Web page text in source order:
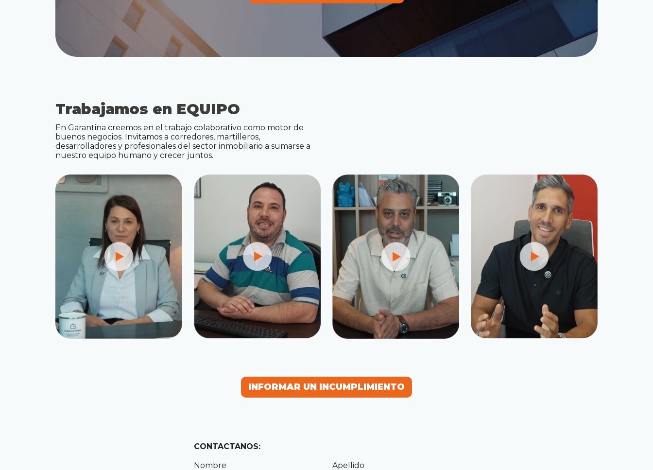
QUIERO QUE ME CONTACTEN
Trabajamos en EQUIPO
En Garantina creemos en el trabajo colaborativo como motor de
buenos negocios. Invitamos a corredores, martilleros,
desarrolladores y profesionales del sector inmobiliario a sumarse a
nuestro equipo humano y crecer juntos.
INFORMAR UN INCUMPLIMIENTO
INFORMAR UN INCUMPLIMIENTO
CONTACTANOS:
Nombre Apellido